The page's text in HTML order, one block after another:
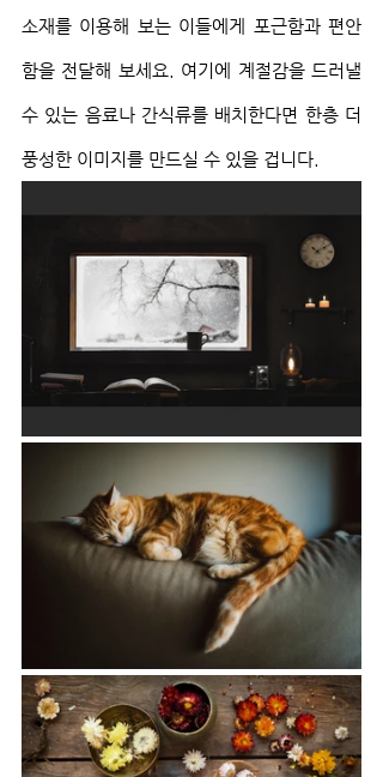
소재를 이용해 보는 이들에게 포근함과 편안
함을 전달해 보세요. 여기에 계절감을 드러낼
수 있는 음료나 간식류를 배치한다면 한층 더
풍성한 이미지를 만드실 수 있을 겁니다.